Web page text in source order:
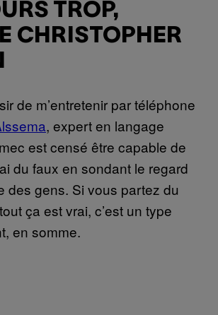
TROP,
CHRISTOPHER
de m’entretenir par téléphone
, expert en langage
est censé être capable de
du faux en sondant le regard
des gens. Si vous partez du
ça est vrai, c’est un type
en somme.